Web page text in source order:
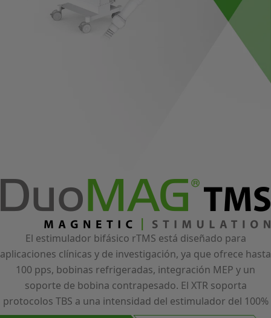
El estimulador bifásico rTMS está diseñado para
aplicaciones clínicas y de investigación, ya que ofrece hasta
100 pps, bobinas refrigeradas, integración MEP y un
soporte de bobina contrapesado. El XTR soporta
protocolos TBS a una intensidad del estimulador del 100%